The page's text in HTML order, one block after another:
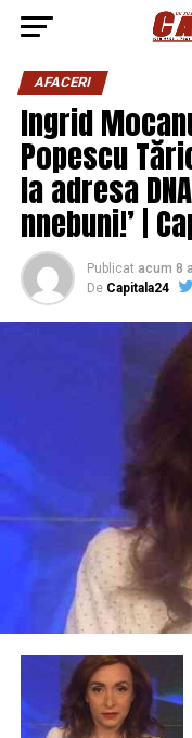
AFACERI
Ingrid
Popescu
la adresa
nnebuni!’ |
Publicat acum 8
De Capitala24